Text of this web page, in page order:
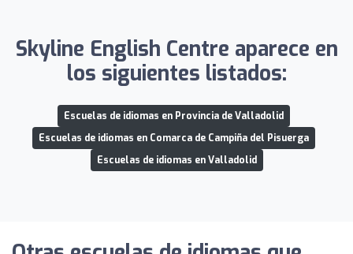
Skyline English Centre aparece en
los siguientes listados:
Escuelas de idiomas en Provincia de Valladolid
Escuelas de idiomas en Comarca de Campiña del Pisuerga
Escuelas de idiomas en Valladolid